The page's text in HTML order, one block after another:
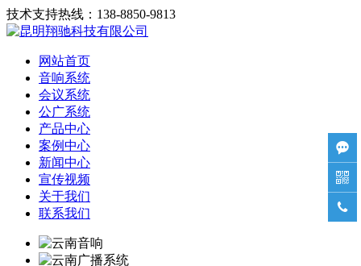
技术支持热线：138-8850-9813
网站首页
音响系统
会议系统
公广系统
产品中心
案例中心
新闻中心
宣传视频
关于我们
联系我们


